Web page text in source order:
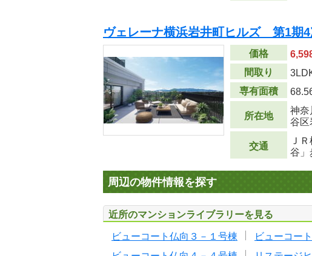
ヴェレーナ横浜岩井町ヒルズ 第1期
価格
間取り
専有面積
所在地
神奈
谷区
交通
Ｊ
谷」
周辺の物件情報を探す
近所のマンションライブラリーを見る
ビューコート仏向３－１号棟 ビューコー